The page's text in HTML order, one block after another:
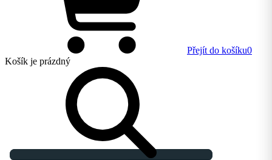
Přejít do košíku0
Košík je prázdný